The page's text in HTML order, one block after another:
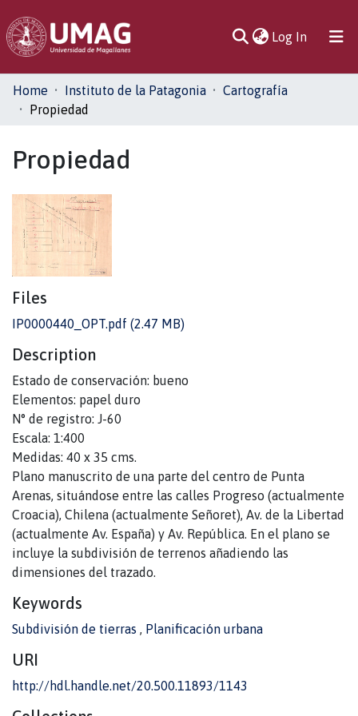
Log In(current)
Communities
& Collections
Home Instituto de la Patagonia
Cartografía
Propiedad
Propiedad
Files
IP0000440_OPT.pdf (2.47 MB)
Description
Estado de conservación: bueno
Elementos: papel duro
N° de registro: J-60
Escala: 1:400
Medidas: 40 x 35 cms.
Plano manuscrito de una parte del centro de Punta
Arenas, situándose entre las calles Progreso (actualmente
Croacia), Chilena (actualmente Señoret), Av. de la Libertad
(actualmente Av. España) y Av. República. En el plano se
incluye la subdivisión de terrenos añadiendo las
dimensiones del trazado.
Keywords
Subdivisión de tierras , Planificación urbana
URI
http://hdl.handle.net/20.500.11893/1143